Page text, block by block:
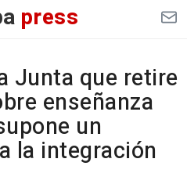
press
Junta que retire
enseñanza
un
la integración